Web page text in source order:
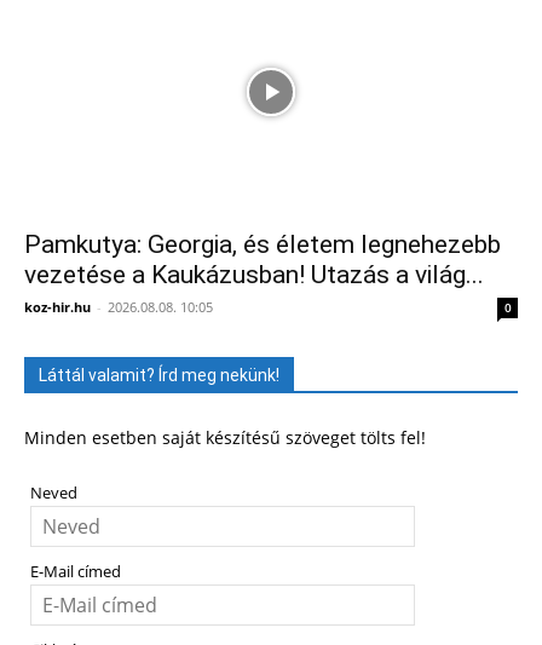
Pamkutya: Georgia, és életem legnehezebb
vezetése a Kaukázusban! Utazás a világ...
koz-hir.hu - 2026.08.08. 10:05 0
Láttál valamit? Írd meg nekünk!
Minden esetben saját készítésű szöveget tölts fel!
Neved
E-Mail címed